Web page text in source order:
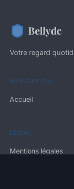
Bellydc
Votre regard
NAVIGATION
Accueil
LÉGAL
Mentions légales